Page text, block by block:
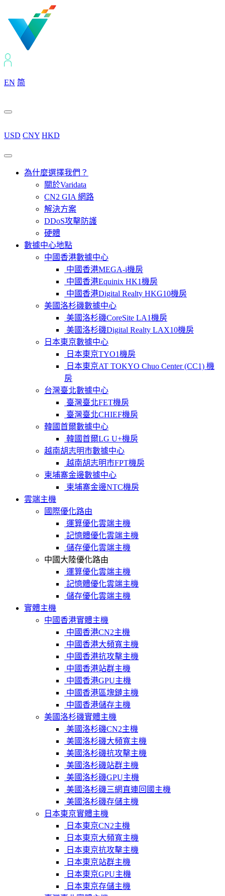
EN 简
USD CNY HKD
為什麼選擇我們？
關於Varidata
CN2 GIA 網路
解決方案
DDoS攻擊防護
硬體
數據中心地點
中國香港數據中心
中國香港MEGA-i機房
中國香港Equinix HK1機房
中國香港Digital Realty HKG10機房
美國洛杉磯數據中心
美國洛杉磯CoreSite LA1機房
美國洛杉磯Digital Realty LAX10機房
日本東京數據中心
日本東京TYO1機房
日本東京AT TOKYO Chuo Center (CC1) 機
房
台灣臺北數據中心
臺灣臺北FET機房
臺灣臺北CHIEF機房
韓國首爾數據中心
韓國首爾LG U+機房
越南胡志明市數據中心
越南胡志明市FPT機房
柬埔寨金邊數據中心
柬埔寨金邊NTC機房
雲端主機
國際優化路由
運算優化雲端主機
記憶體優化雲端主機
儲存優化雲端主機
中國大陸優化路由
運算優化雲端主機
記憶體優化雲端主機
儲存優化雲端主機
實體主機
中國香港實體主機
中國香港CN2主機
中國香港大頻寬主機
中國香港抗攻擊主機
中國香港站群主機
中國香港GPU主機
中國香港區塊鏈主機
中國香港儲存主機
美國洛杉磯實體主機
美國洛杉磯CN2主機
美國洛杉磯大頻寬主機
美國洛杉磯抗攻擊主機
美國洛杉磯站群主機
美國洛杉磯GPU主機
美國洛杉磯三網直連回國主機
美國洛杉磯存儲主機
日本東京實體主機
日本東京CN2主機
日本東京大頻寬主機
日本東京抗攻擊主機
日本東京站群主機
日本東京GPU主機
日本東京存儲主機